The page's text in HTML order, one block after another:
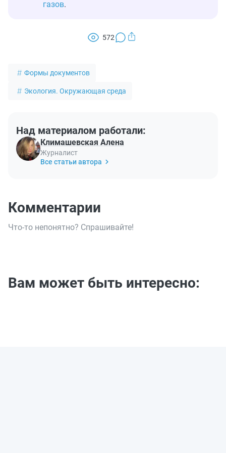
газов.
572
Формы документов
Экология. Окружающая среда
Над материалом работали:
Климашевская Алена
Журналист
Все статьи автора
Комментарии
Что-то непонятно? Спрашивайте!
Вам может быть интересно: